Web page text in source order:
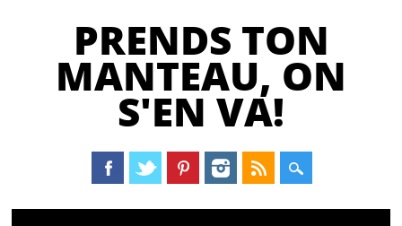
PRENDS TON
MANTEAU, ON
S'EN VA!